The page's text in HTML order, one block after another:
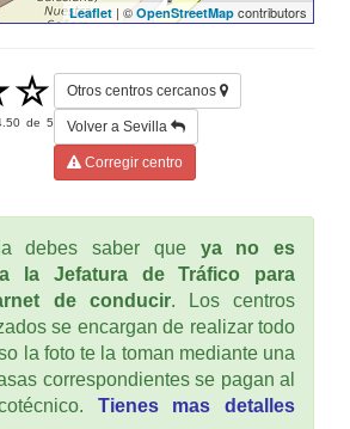
Leaflet | © OpenStreetMap contributors
de5
Otros centros cercanos
Volver a Sevilla
Corregir centro
debes saber que ya no es
la Jefatura de Tráfico para
de conducir. Los centros
se encargan de realizar todo
la foto te la toman mediante una
correspondientes se pagan al
Tienes mas detalles